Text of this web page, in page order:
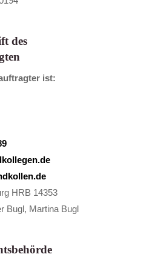
des
ist:
HRB 14353
Bugl, Martina Bugl